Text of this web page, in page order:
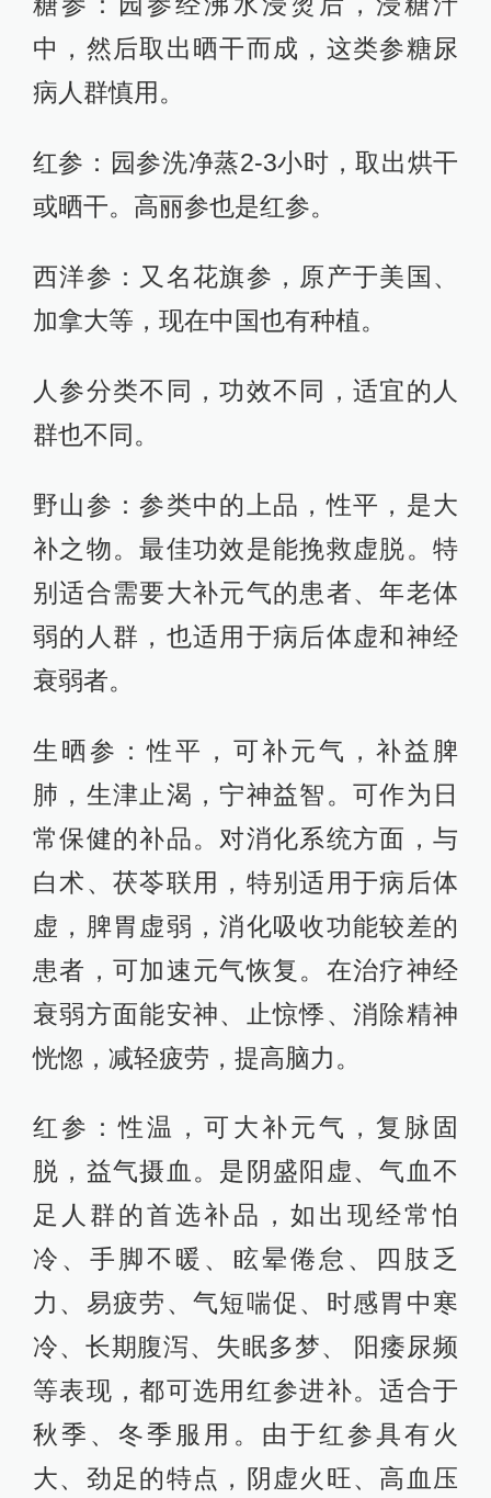
中，然后取出晒干而成，这类参糖尿
病人群慎用。
红参：园参洗净蒸2-3小时，取出烘干
或晒干。高丽参也是红参。
西洋参：又名花旗参，原产于美国、
加拿大等，现在中国也有种植。
人参分类不同，功效不同，适宜的人
群也不同。
野山参：参类中的上品，性平，是大
补之物。最佳功效是能挽救虚脱。特
别适合需要大补元气的患者、年老体
弱的人群，也适用于病后体虚和神经
衰弱者。
生晒参：性平，可补元气，补益脾
肺，生津止渴，宁神益智。可作为日
常保健的补品。对消化系统方面，与
白术、茯苓联用，特别适用于病后体
虚，脾胃虚弱，消化吸收功能较差的
患者，可加速元气恢复。在治疗神经
衰弱方面能安神、止惊悸、消除精神
恍惚，减轻疲劳，提高脑力。
红参：性温，可大补元气，复脉固
脱，益气摄血。是阴盛阳虚、气血不
足人群的首选补品，如出现经常怕
冷、手脚不暖、眩晕倦怠、四肢乏
力、易疲劳、气短喘促、时感胃中寒
冷、长期腹泻、失眠多梦、 阳痿尿频
等表现，都可选用红参进补。适合于
秋季、冬季服用。由于红参具有火
大、劲足的特点，阴虚火旺、高血压